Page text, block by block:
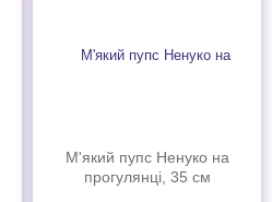
М'який пупс Ненуко на
прогулянці, 35 см